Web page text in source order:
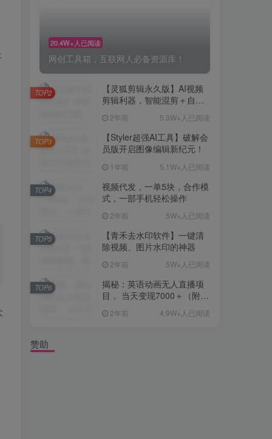
20.4W+人已阅读
网创工具箱，互联网人必备资源库！
【灵狐剪辑永久版】AI视频
剪辑利器，智能混剪＋自动
＋安装包）
2年前 5.3W+人已阅读
TOP2
【Styler超强AI工具】破解会
员版开启图像编辑新纪元！
1年前 5.1W+人已阅读
TOP3
视频代发，一单5块，合作模
式，一部手机轻松操作
2年前 5W+人已阅读
TOP4
【青禾去水印软件】一键清
除视频、图片水印的神器
2年前 5W+人已阅读
TOP5
揭秘：英语动画无人直播项
目， 当天变现7000＋（附详
2年前 4.9W+人已阅读
TOP6
赞助